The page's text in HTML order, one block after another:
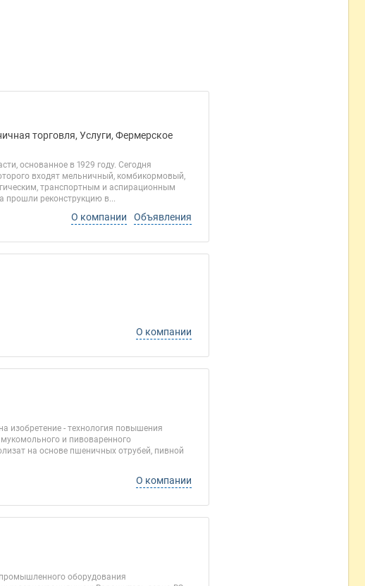
торговля, Услуги, Фермерское
основанное в 1929 году. Сегодня
входят мельничный, комбикормовый,
транспортным и аспирационным
прошли реконструкцию в...
О компании Объявления
О компании
изобретение - технология повышения
мукомольного и пивоваренного
на основе пшеничных отрубей, пивной
О компании
оборудования